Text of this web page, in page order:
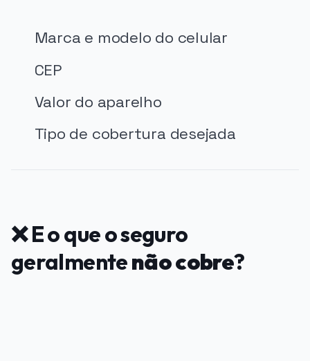
Marca e modelo do celular
CEP
Valor do aparelho
Tipo de cobertura desejada
❌ E o que o seguro
geralmentenão cobre?